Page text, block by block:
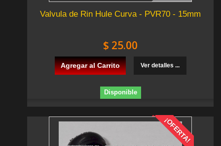
Valvula de Rin Hule Curva - PVR70 - 15mm
$ 25.00
Agregar al Carrito Ver detalles ...
Disponible
¡OFERTA!